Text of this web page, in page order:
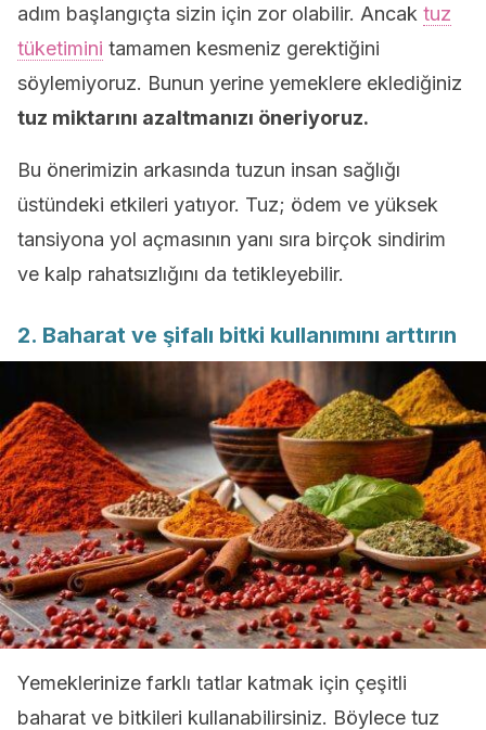
adım başlangıçta sizin için zor olabilir. Ancak tuz
tüketimini tamamen kesmeniz gerektiğini
söylemiyoruz. Bunun yerine yemeklere eklediğiniz
tuz miktarını azaltmanızı öneriyoruz.
Bu önerimizin arkasında tuzun insan sağlığı
üstündeki etkileri yatıyor. Tuz; ödem ve yüksek
tansiyona yol açmasının yanı sıra birçok sindirim
ve kalp rahatsızlığını da tetikleyebilir.
2. Baharat ve şifalı bitki kullanımını arttırın
Yemeklerinize farklı tatlar katmak için çeşitli
baharat ve bitkileri kullanabilirsiniz. Böylece tuz